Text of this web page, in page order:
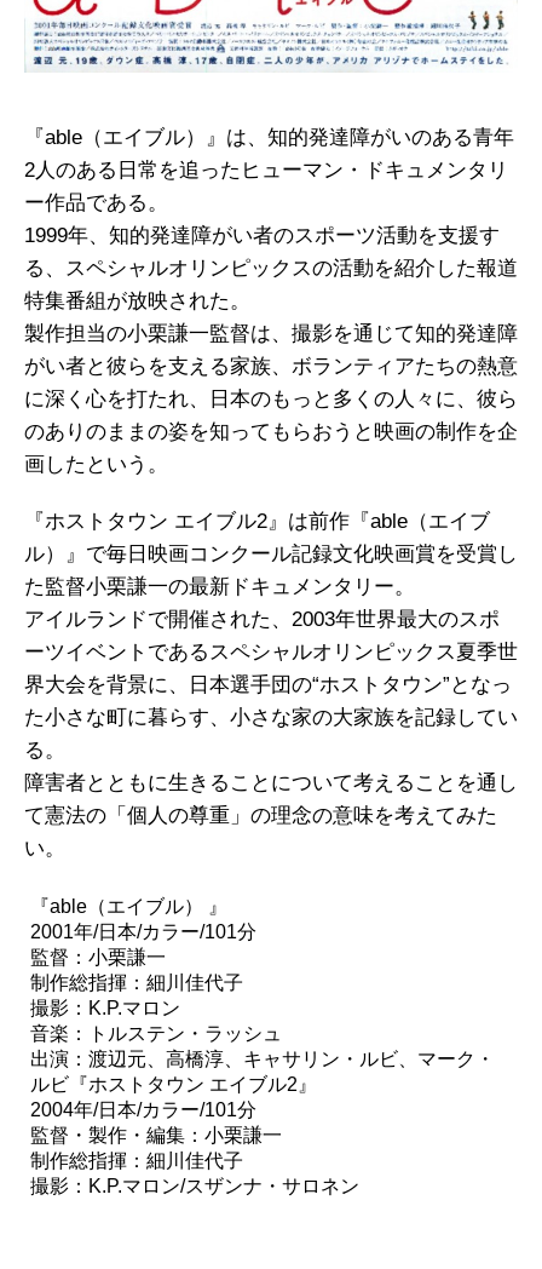
『able（エイブル）』は、知的発達障がいのある青年
2人のある日常を追ったヒューマン・ドキュメンタリ
ー作品である。
1999年、知的発達障がい者のスポーツ活動を支援す
る、スペシャルオリンピックスの活動を紹介した報道
特集番組が放映された。
製作担当の小栗謙一監督は、撮影を通じて知的発達障
がい者と彼らを支える家族、ボランティアたちの熱意
に深く心を打たれ、日本のもっと多くの人々に、彼ら
のありのままの姿を知ってもらおうと映画の制作を企
画したという。
『ホストタウン エイブル2』は前作『able（エイブ
ル）』で毎日映画コンクール記録文化映画賞を受賞し
た監督小栗謙一の最新ドキュメンタリー。
アイルランドで開催された、2003年世界最大のスポ
ーツイベントであるスペシャルオリンピックス夏季世
界大会を背景に、日本選手団の“ホストタウン”となっ
た小さな町に暮らす、小さな家の大家族を記録してい
る。
障害者とともに生きることについて考えることを通し
て憲法の「個人の尊重」の理念の意味を考えてみた
い。
『able（エイブル） 』
2001年/日本/カラー/101分
監督：小栗謙一
制作総指揮：細川佳代子
撮影：K.P.マロン
音楽：トルステン・ラッシュ
出演：渡辺元、高橋淳、キャサリン・ルビ、マーク・
ルビ『ホストタウン エイブル2』
2004年/日本/カラー/101分
監督・製作・編集：小栗謙一
制作総指揮：細川佳代子
撮影：K.P.マロン/スザンナ・サロネン